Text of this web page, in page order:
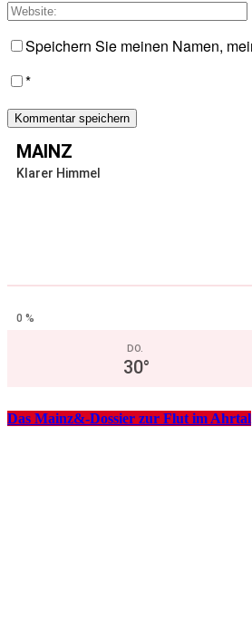
Speichern Sie meinen Namen,
*
MAINZ
Klarer Himmel
0 %
DO.
30°
Das Mainz&-Dossier zur Flut im Ahrtal